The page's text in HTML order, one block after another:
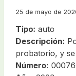
25 de mayo de
Tipo: auto
Descripción:
probatorio, y
Número: